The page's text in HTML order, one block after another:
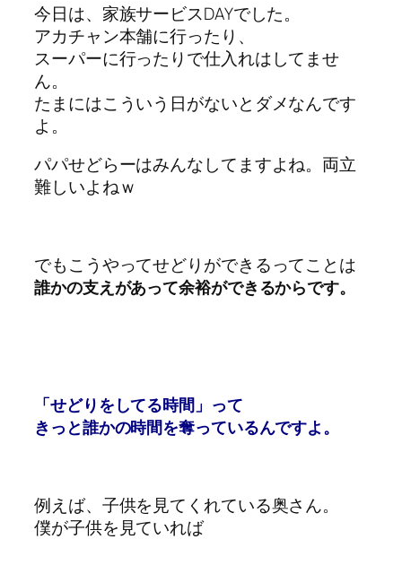
今日は、家族サービスDAYでした。
アカチャン本舗に行ったり、
スーパーに行ったりで仕入れはしてませ
ん。
たまにはこういう日がないとダメなんです
よ。
パパせどらーはみんなしてますよね。両立
難しいよねｗ
でもこうやってせどりができるってことは
誰かの支えがあって余裕ができるからです。
「せどりをしてる時間」って
きっと誰かの時間を奪っているんですよ。
例えば、子供を見てくれている奥さん。
僕が子供を見ていれば